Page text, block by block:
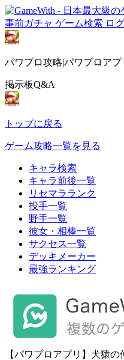
事前ガチャ ゲーム検索 ロ
パワプロ攻略|パワプロア
掲示板Q&A
トップに戻る
ゲーム攻略一覧を見る
キャラ検索
キャラ前後一覧
リセマラランク
投手一覧
野手一覧
彼女・相棒一覧
サクセス一覧
デッキメーカー
最強ランキング
【パワプロアプリ】犬猿